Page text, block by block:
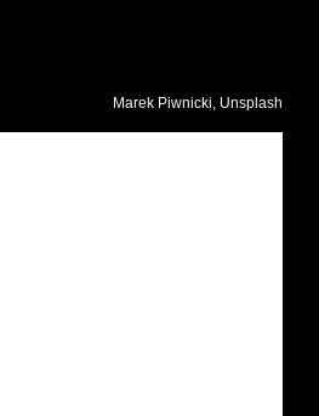
Marek Piwnicki, Unsplash